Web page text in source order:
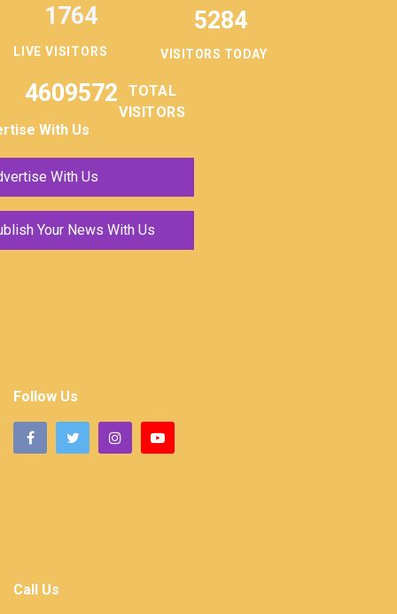
LIVE VISITORS
1764 5284
VISITORS TODAY
4609572
TOTAL
VISITORS
With Us
With Us
Your News With Us
Follow Us
Call Us